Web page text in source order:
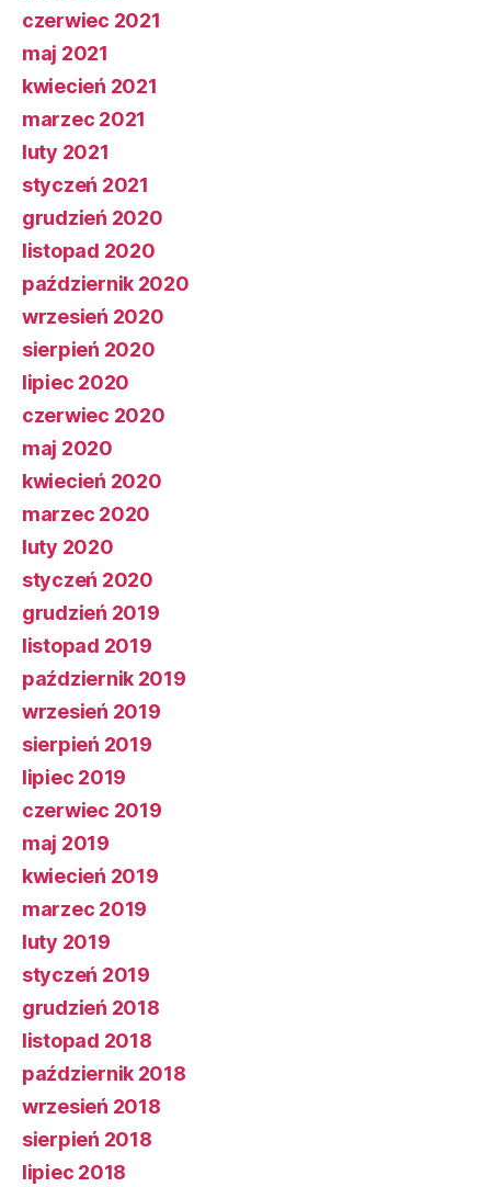
czerwiec 2021
maj 2021
kwiecień 2021
marzec 2021
luty 2021
styczeń 2021
grudzień 2020
listopad 2020
październik 2020
wrzesień 2020
sierpień 2020
lipiec 2020
czerwiec 2020
maj 2020
kwiecień 2020
marzec 2020
luty 2020
styczeń 2020
grudzień 2019
listopad 2019
październik 2019
wrzesień 2019
sierpień 2019
lipiec 2019
czerwiec 2019
maj 2019
kwiecień 2019
marzec 2019
luty 2019
styczeń 2019
grudzień 2018
listopad 2018
październik 2018
wrzesień 2018
sierpień 2018
lipiec 2018